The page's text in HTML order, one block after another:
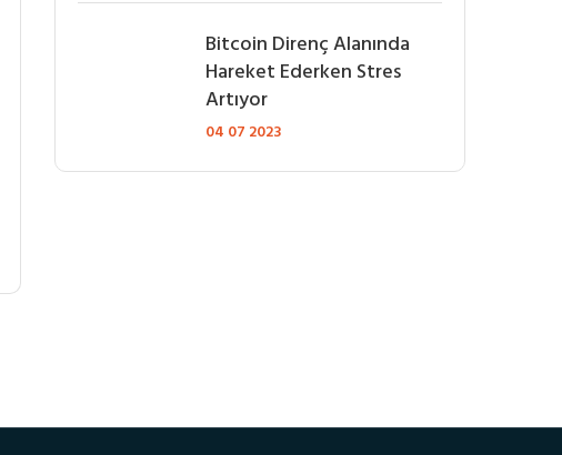
Bitcoin Direnç Alanında
Hareket Ederken Stres
Artıyor
04 07 2023